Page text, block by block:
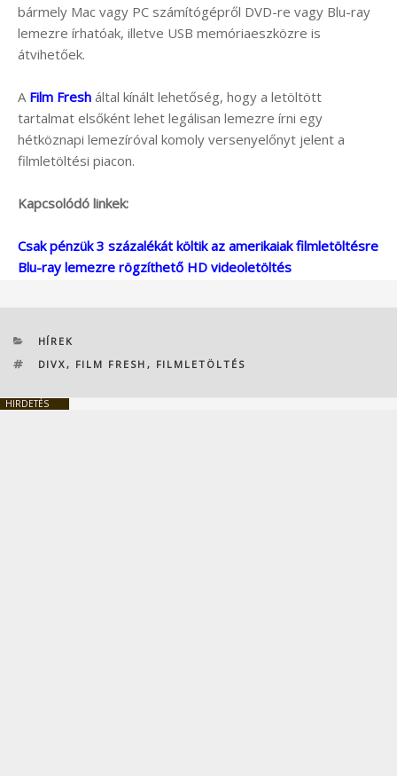
bármely Mac vagy PC számítógépről DVD-re vagy Blu-ray
lemezre írhatóak, illetve USB memóriaeszközre is
átvihetőek.
A Film Fresh által kínált lehetőség, hogy a letöltött
tartalmat elsőként lehet legálisan lemezre írni egy
hétköznapi lemezíróval komoly versenyelőnyt jelent a
filmletöltési piacon.
Kapcsolódó linkek:
Csak pénzük 3 százalékát költik az amerikaiak filmletöltésre
Blu-ray lemezre rögzíthető HD videoletöltés
KATEGÓRIÁK
HÍREK
CÍMKÉK
DIVX , FILM FRESH , FILMLETÖLTÉS
HIRDETÉS